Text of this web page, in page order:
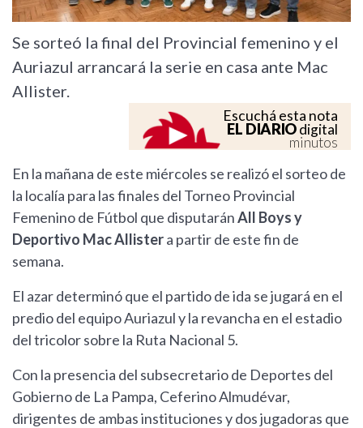
Se sorteó la final del Provincial femenino y el
Auriazul arrancará la serie en casa ante Mac
Allister.
Escuchá esta nota
EL DIARIOdigital
minutos
En la mañana de este miércoles se realizó el sorteo de
la localía para las finales del Torneo Provincial
Femenino de Fútbol que disputaránAll Boys y
Deportivo Mac Allistera partir de este fin de
semana.
El azar determinó que el partido de ida se jugará en el
predio del equipo Auriazul y la revancha en el estadio
del tricolor sobre la Ruta Nacional 5.
Con la presencia del subsecretario de Deportes del
Gobierno de La Pampa, Ceferino Almudévar,
dirigentes de ambas instituciones y dos jugadoras que